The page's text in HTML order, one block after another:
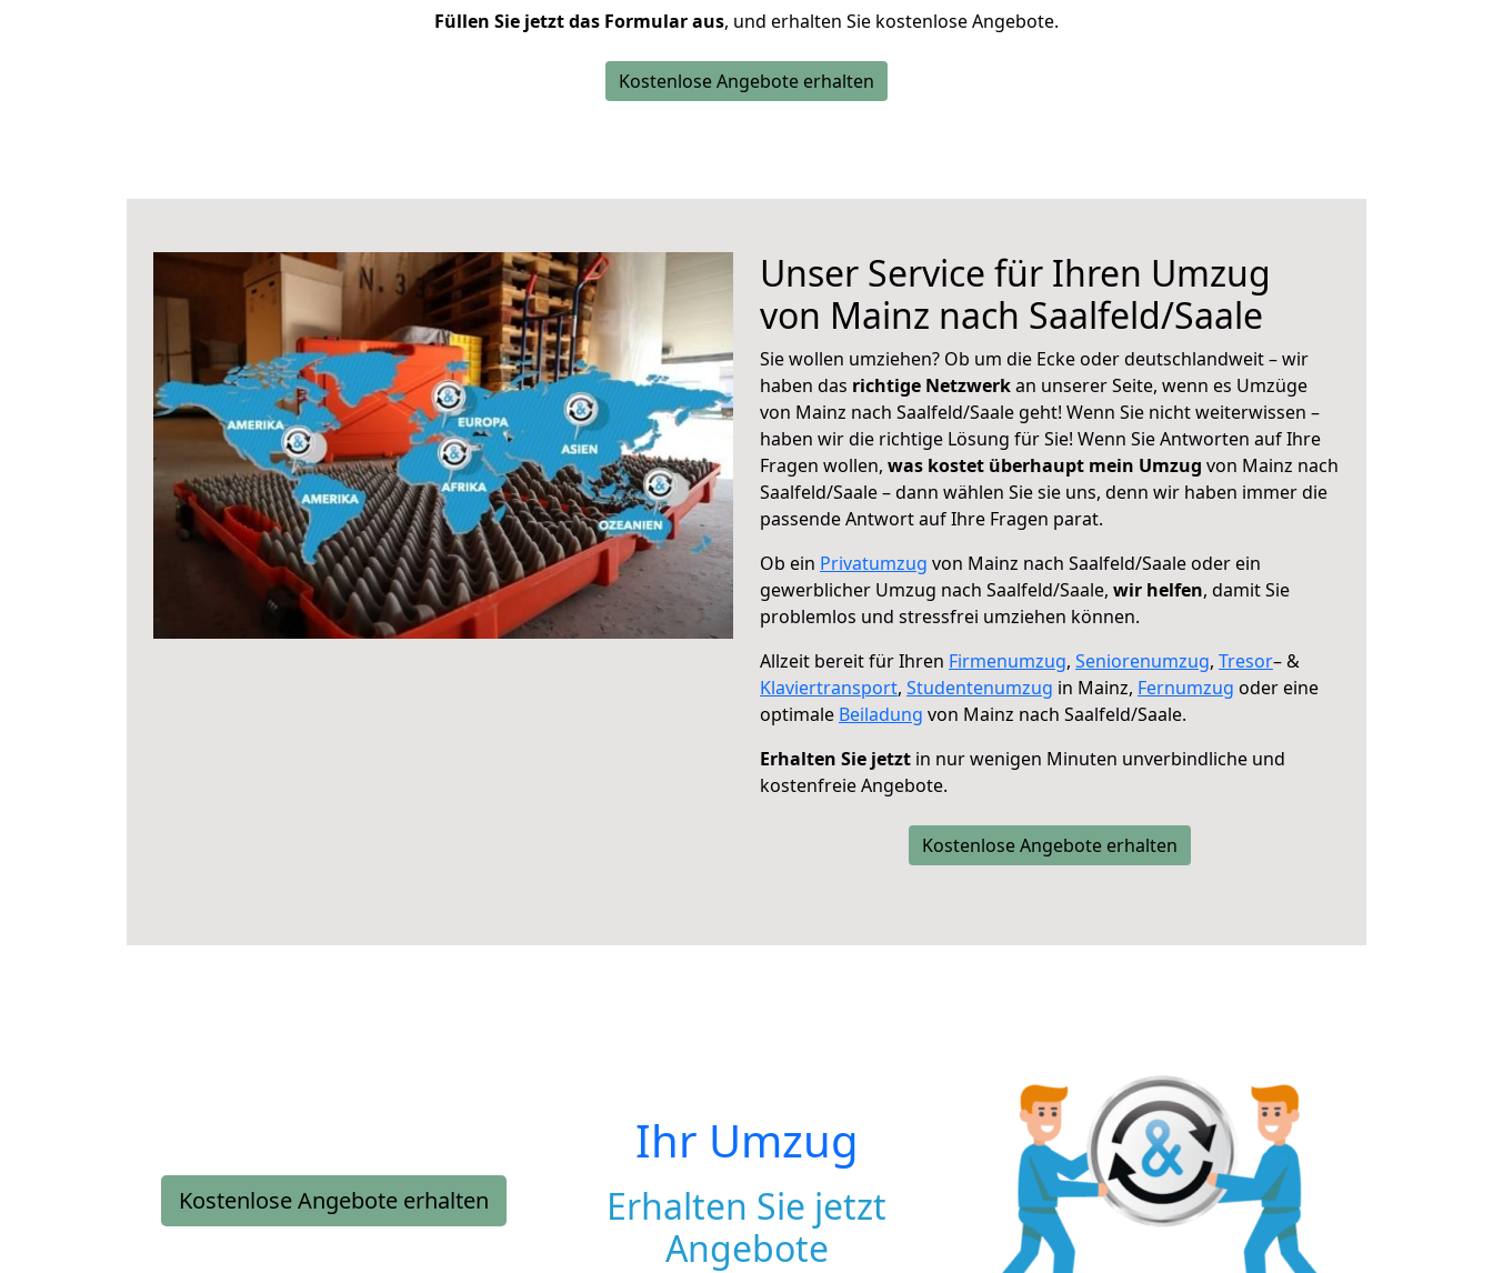
Füllen Sie jetzt das Formular aus, und erhalten Sie kostenlose Angebote.
Kostenlose Angebote erhalten
Unser Service für Ihren Umzug
von Mainz nach Saalfeld/Saale
Sie wollen umziehen? Ob um die Ecke oder deutschlandweit – wir
haben das richtige Netzwerkan unserer Seite, wenn es Umzüge
von Mainz nach Saalfeld/Saale geht! Wenn Sie nicht weiterwissen –
haben wir die richtige Lösung für Sie! Wenn Sie Antworten auf Ihre
Fragen wollen, was kostet überhaupt mein Umzug von Mainz nach
Saalfeld/Saale – dann wählen Sie sie uns, denn wir haben immer die
passende Antwort auf Ihre Fragen parat.
Ob ein Privatumzug von Mainz nach Saalfeld/Saale oder ein
gewerblicher Umzug nach Saalfeld/Saale, wir helfen, damit Sie
problemlos und stressfrei umziehen können.
Allzeit bereit für Ihren Firmenumzug, Seniorenumzug, Tresor– &
Klaviertransport, Studentenumzug in Mainz, Fernumzug oder eine
optimale Beiladung von Mainz nach Saalfeld/Saale.
Erhalten Sie jetzt in nur wenigen Minuten unverbindliche und
kostenfreie Angebote.
Kostenlose Angebote erhalten
Kostenlose Angebote erhalten
Ihr Umzug
Erhalten Sie jetzt
Angebote